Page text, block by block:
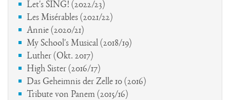
Let's SING! (2022/23)
Les Misérables (2021/22)
Annie (2020/21)
My School's Musical (2018/19)
Luther (Okt. 2017)
High Sister (2016/17)
Das Geheimnis der Zelle 10 (2016)
Tribute von Panem (2015/16)